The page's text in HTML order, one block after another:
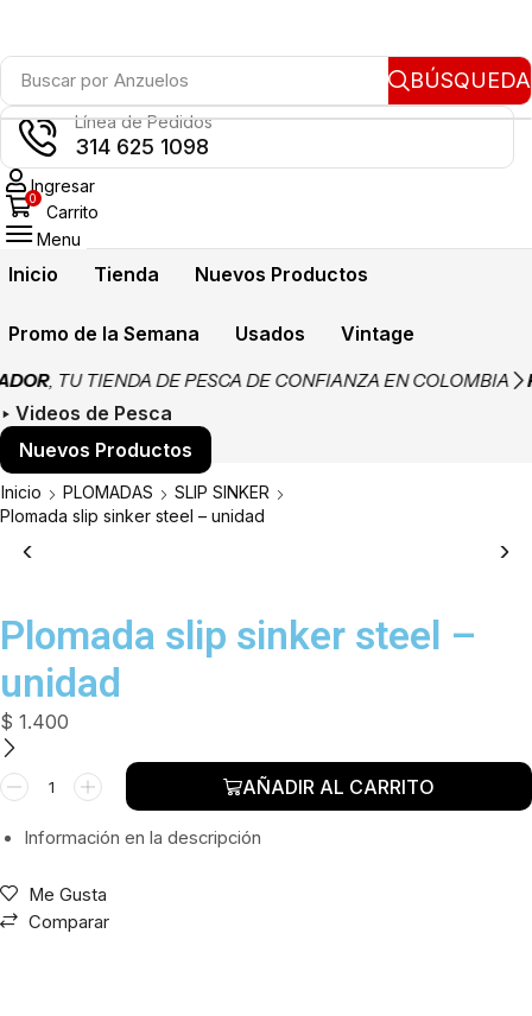
Buscar por Anzuelos BÚSQUEDA
Línea de Pedidos
314 625 1098
Ingresar
0
Carrito
Menu
Inicio Tienda Nuevos Productos
Promo de la Semana Usados Vintage
, TU TIENDA DE PESCA DE CONFIANZA EN COLOMBIA
‣ Videos de Pesca
Nuevos Productos
Inicio PLOMADAS
SLIP SINKER
Plomada slip sinker steel – unidad
Plomada slip sinker steel –
unidad
$ 1.400
Plomada
slip
sinker
-
unidad
cantidad
AÑADIR AL CARRITO
Información en la descripción
Me Gusta
Comparar